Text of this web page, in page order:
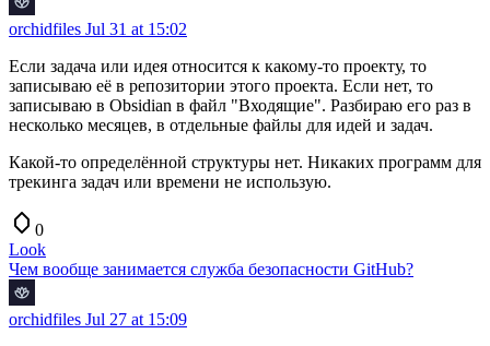
orchidfiles Jul 31 at 15:02
Если задача или идея относится к какому-то проекту, то
записываю её в репозитории этого проекта. Если нет, то
записываю в Obsidian в файл "Входящие". Разбираю его раз в
несколько месяцев, в отдельные файлы для идей и задач.
Какой-то определённой структуры нет. Никаких программ для
трекинга задач или времени не использую.
0
Look
Чем вообще занимается служба безопасности GitHub?
orchidfiles Jul 27 at 15:09